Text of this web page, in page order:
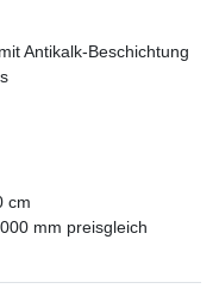
Antikalk-Beschichtung
cm
mm preisgleich